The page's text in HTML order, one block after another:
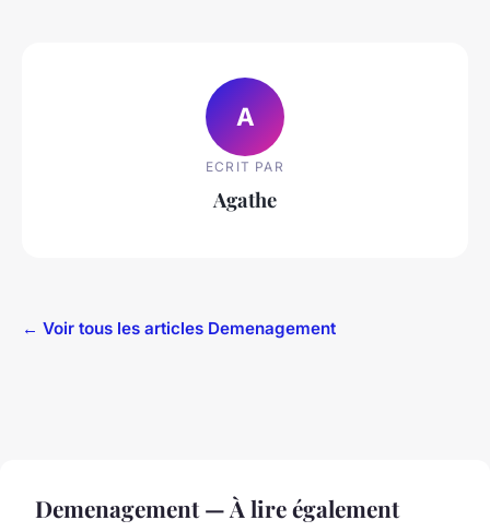
A
ECRIT PAR
Agathe
← Voir tous les articles Demenagement
Demenagement — À lire également